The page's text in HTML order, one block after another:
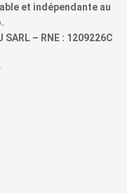
et indépendante au
– RNE : 1209226C